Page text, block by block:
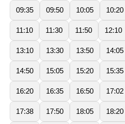
09:35 09:50 10:05 10:20
11:10 11:30 11:50 12:10
13:10 13:30 13:50 14:05
14:50 15:05 15:20 15:35
16:20 16:35 16:50 17:02
17:38 17:50 18:05 18:20